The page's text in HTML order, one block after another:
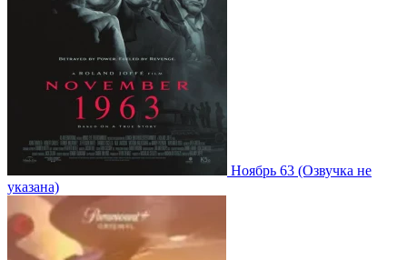
Ноябрь 63 (Озвучка не
указана)